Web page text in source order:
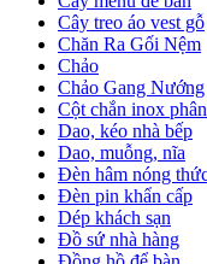
Cây treo áo vest gỗ
Chăn Ra Gối Nệm
Chảo
Chảo Gang Nướng
Cột chắn inox
Dao, kéo nhà bếp
Dao, muỗng, nĩa
Đèn hâm nóng
Đèn pin khẩn cấp
Dép khách sạn
Đồ sứ nhà hàng